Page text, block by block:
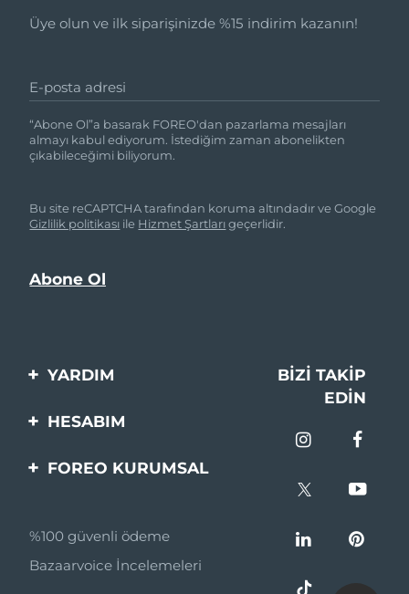
Üye olun ve ilk siparişinizde %15 indirim kazanın!
E-posta adresi
“Abone Ol”a basarak FOREO'dan pazarlama mesajları
almayı kabul ediyorum. İstediğim zaman abonelikten
çıkabileceğimi biliyorum.
Bu site reCAPTCHA tarafından koruma altındadır ve Google
Gizlilik politikası ile Hizmet Şartlarıgeçerlidir.
YARDIM
Bi̇zi̇mle İleti̇şi̇me Geçi̇n
BIZI TAKIP
EDIN
HESABIM
Ürün Kaydı
FOREO KURUMSAL
Ortaklik Programi
Ortaklık haberleri
%100 güvenli ödeme
Bazaarvoice İncelemeleri